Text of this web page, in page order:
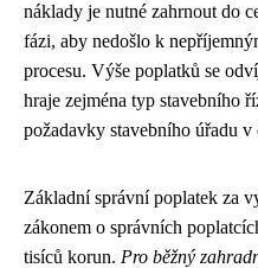
náklady je nutné zahrnout do
fázi, aby nedošlo k
procesu. Výše poplatků se
hraje zejména typ stavebního
požadavky stavebního úřadu v
Základní správní poplatek za
zákonem o správních
tisíců korun. Pro běžný